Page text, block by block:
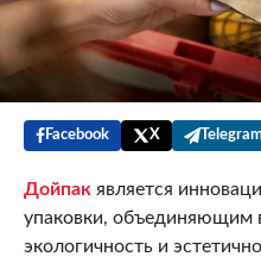
Facebook X
Дойпак является
упаковки, объединяющим
экологичность и